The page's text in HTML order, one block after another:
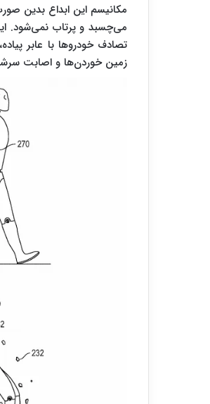
مکانیسم این ابداع بدین
می‌چسبد و پرتاب نمی‌شود.
تصادف خودروها با عابر
زمین خوردن‌ها و اصابت